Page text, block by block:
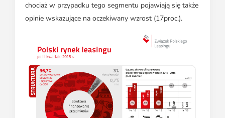
chociaż w przypadku tego segmentu pojawiają się także
opinie wskazujące na oczekiwany wzrost (17proc.).